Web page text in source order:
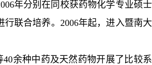
年分别在同校获药物化学专业硕士
联合培养。 2006年起，进入暨南大
40余种中药及天然药物开展了比较系